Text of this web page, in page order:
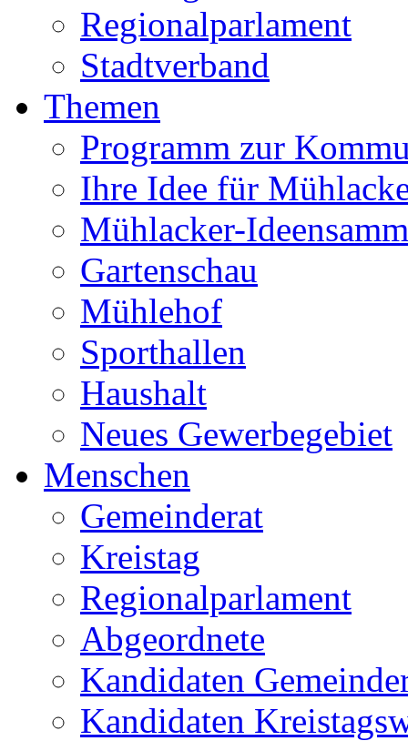
Regionalparlament
Stadtverband
Themen
Programm zur
Ihre Idee für
Mühlacker-
Gartenschau
Mühlehof
Sporthallen
Haushalt
Neues Gewerbegebiet
Menschen
Gemeinderat
Kreistag
Regionalparlament
Abgeordnete
Kandidaten
Kandidaten